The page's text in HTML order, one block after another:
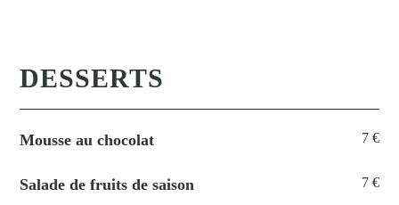
DESSERTS
Mousse au chocolat 7 €
Salade de fruits de saison 7 €